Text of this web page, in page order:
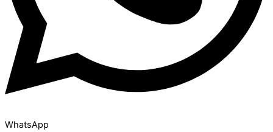
WhatsApp